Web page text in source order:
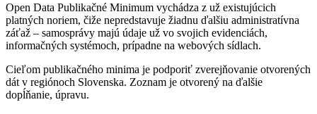
Open Data Publikačné Minimum vychádza z už existujúcich
platných noriem, čiže nepredstavuje žiadnu ďalšiu administratívna
záťaž – samosprávy majú údaje už vo svojich evidenciách,
informačných systémoch, prípadne na webových sídlach.
Cieľom publikačného minima je podporiť zverejňovanie otvorených
dát v regiónoch Slovenska. Zoznam je otvorený na ďalšie
dopĺňanie, úpravu.